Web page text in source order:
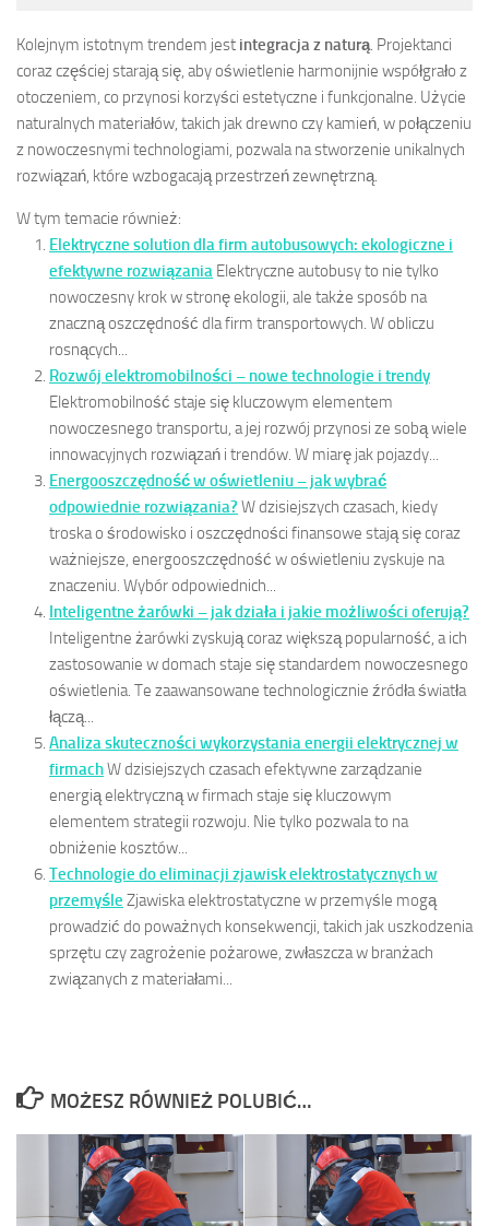
Kolejnym istotnym trendem jest integracja z naturą. Projektanci
coraz częściej starają się, aby oświetlenie harmonijnie współgrało z
otoczeniem, co przynosi korzyści estetyczne i funkcjonalne. Użycie
naturalnych materiałów, takich jak drewno czy kamień, w połączeniu
z nowoczesnymi technologiami, pozwala na stworzenie unikalnych
rozwiązań, które wzbogacają przestrzeń zewnętrzną.
W tym temacie również:
Elektryczne solution dla firm autobusowych: ekologiczne i
efektywne rozwiązania Elektryczne autobusy to nie tylko
nowoczesny krok w stronę ekologii, ale także sposób na
znaczną oszczędność dla firm transportowych. W obliczu
rosnących...
Rozwój elektromobilności – nowe technologie i trendy
Elektromobilność staje się kluczowym elementem
nowoczesnego transportu, a jej rozwój przynosi ze sobą wiele
innowacyjnych rozwiązań i trendów. W miarę jak pojazdy...
Energooszczędność w oświetleniu – jak wybrać
odpowiednie rozwiązania? W dzisiejszych czasach, kiedy
troska o środowisko i oszczędności finansowe stają się coraz
ważniejsze, energooszczędność w oświetleniu zyskuje na
znaczeniu. Wybór odpowiednich...
Inteligentne żarówki – jak działa i jakie możliwości oferują?
Inteligentne żarówki zyskują coraz większą popularność, a ich
zastosowanie w domach staje się standardem nowoczesnego
oświetlenia. Te zaawansowane technologicznie źródła światła
łączą...
Analiza skuteczności wykorzystania energii elektrycznej w
firmachW dzisiejszych czasach efektywne zarządzanie
energią elektryczną w firmach staje się kluczowym
elementem strategii rozwoju. Nie tylko pozwala to na
obniżenie kosztów...
Technologie do eliminacji zjawisk elektrostatycznych w
przemyśle Zjawiska elektrostatyczne w przemyśle mogą
prowadzić do poważnych konsekwencji, takich jak uszkodzenia
sprzętu czy zagrożenie pożarowe, zwłaszcza w branżach
związanych z materiałami...
MOŻESZ RÓWNIEŻ POLUBIĆ…